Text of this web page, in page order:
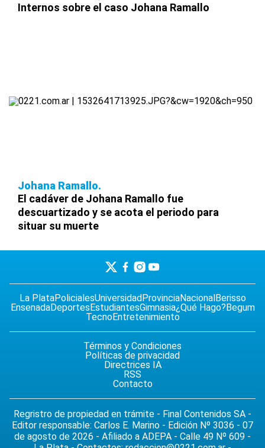
Internos sobre el caso Johana Ramallo
Johana Ramallo
El cadáver de Johana Ramallo fue
descuartizado y se acota el periodo para
situar su muerte
La PlataPolicialesUniversidad ProvinciaNacional Berisso
EnsenadaDeportes EstudiantesGimnasia¿Qué Hago? Begum
TecnoEntretenimiento
Términos y Condiciones
Políticas de privacidad
Directrices IA
RSS
Contacto
Regristro de propiedad en trámite - Final Contenidos SA -
Editor responsable: Carlos E. Marino - Edición Nº 3036 - 07
de agosto de 2026 - Afiliado a ADEPA - Calle 49 Nº 609 -